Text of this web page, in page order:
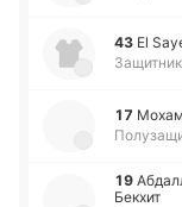
43 El
Защитник
17
19
Бекхит